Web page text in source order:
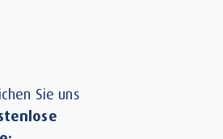
Sie uns